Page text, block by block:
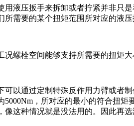
用液压扳手来拆卸或者拧紧并非只
所需要的某个扭矩范围所对应的液
况螺栓空间能够支持所需要的扭矩
可以通过定制特殊反作用力臂或者
5000Nm，所对应的最小的符合扭
这种情况就是没法用的。因此再